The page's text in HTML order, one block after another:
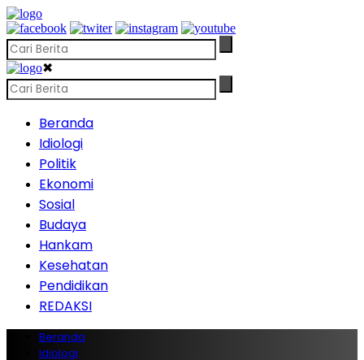
✖
Beranda
Idiologi
Politik
Ekonomi
Sosial
Budaya
Hankam
Kesehatan
Pendidikan
REDAKSI
Beranda
Idiologi